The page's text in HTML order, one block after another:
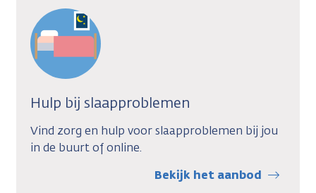
Hulp bij slaapproblemen
Vind zorg en hulp voor slaapproblemen bij jou
in de buurt of online.
Bekijk het aanbod